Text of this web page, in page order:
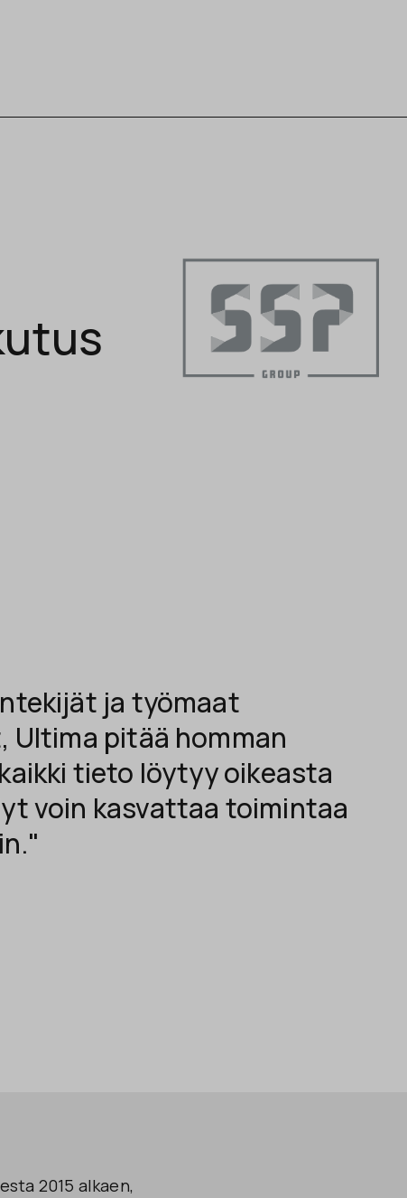
ja työmaat
Ultima pitää homman
tieto löytyy oikeasta
voin kasvattaa toimintaa
2015 alkaen,